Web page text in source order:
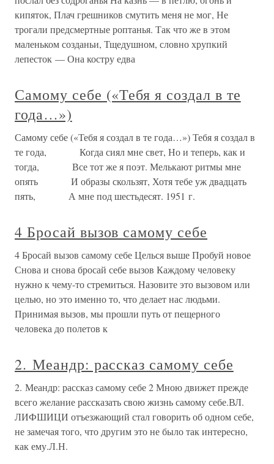
кипяток, Плач грешников смутить меня не мог, Не
трогали предсмертные роптанья. Так что же в этом
маленьком созданьи, Тщедушном, словно хрупкий
лепесток — Она костру едва
Самому себе («Тебя я создал в те
года…»)
Самому себе («Тебя я создал в те года…») Тебя я создал в
те года, Когда сиял мне свет, Но и теперь, как и
тогда, Все тот же я поэт. Мелькают ритмы мне
опять И образы скользят, Хотя тебе уж двадцать
пять, А мне под шестьдесят. 1951 г.
4 Бросай вызов самому себе
4 Бросай вызов самому себе Целься выше Пробуй новое
Снова и снова бросай себе вызов Каждому человеку
нужно к чему-то стремиться. Назовите это вызовом или
целью, но это именно то, что делает нас людьми.
Принимая вызов, мы прошли путь от пещерного
человека до полетов к
2. Меандр: рассказ самому себе
2. Меандр: рассказ самому себе 2 Мною движет прежде
всего желание рассказать свою жизнь самому себе.ВЛ.
ЛИФШИЦИ отъезжающий стал говорить об одном себе,
не замечая того, что другим это не было так интересно,
как ему.Л.Н.